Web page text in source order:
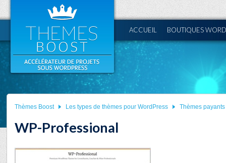
ACCUEIL BOUTIQUES
Thèmes Boost Les types de thèmes pour WordPress Thèmes
WP-Professional